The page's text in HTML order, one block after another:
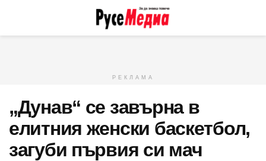
РЕКЛАМА
„Дунав“ се завърна в
елитния женски баскетбол,
загуби първия си мач